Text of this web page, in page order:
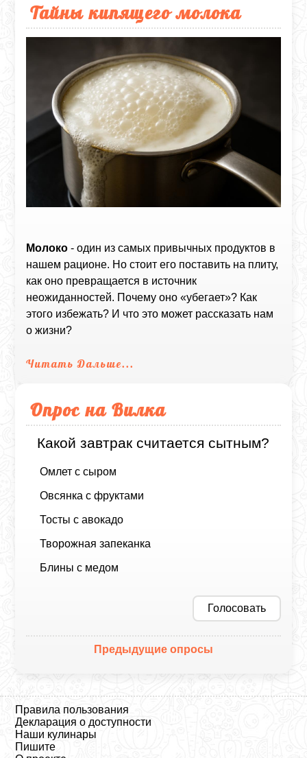
Тайны кипящего молока
Молоко - один из самых привычных продуктов в
нашем рационе. Но стоит его поставить на плиту,
как оно превращается в источник
неожиданностей. Почему оно «убегает»? Как
этого избежать? И что это может рассказать нам
о жизни?
Читать Дальше...
Опрос на Вилка
Какой завтрак считается сытным?
Омлет с сыром
Овсянка с фруктами
Тосты с авокадо
Творожная запеканка
Блины с медом
Голосовать
Предыдущие опросы
Правила пользования
Декларация о доступности
Наши кулинары
Пишите